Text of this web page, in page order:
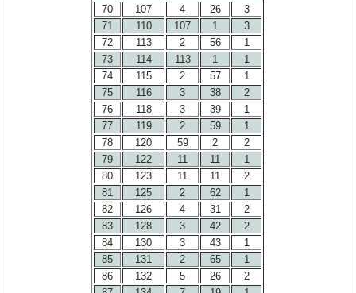
70
107 4 26
3
71
110 107 1
3
72
113 2 56
1
73
114 113 1
1
74
115 2 57
1
75
116 3 38
2
76
118 3 39
1
77
119 2 59
1
78
120 59 2
2
79
122 11 11
1
80
123 11 11
2
81
125 2 62
1
82
126 4 31
2
83
128 3 42
2
84
130 3 43
1
85
131 2 65
1
86
132 5 26
2